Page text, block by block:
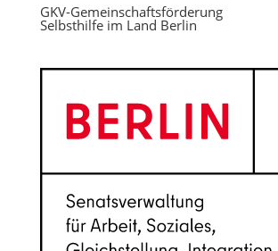
GKV-Gemeinschaftsförderung
Selbsthilfe im Land Berlin